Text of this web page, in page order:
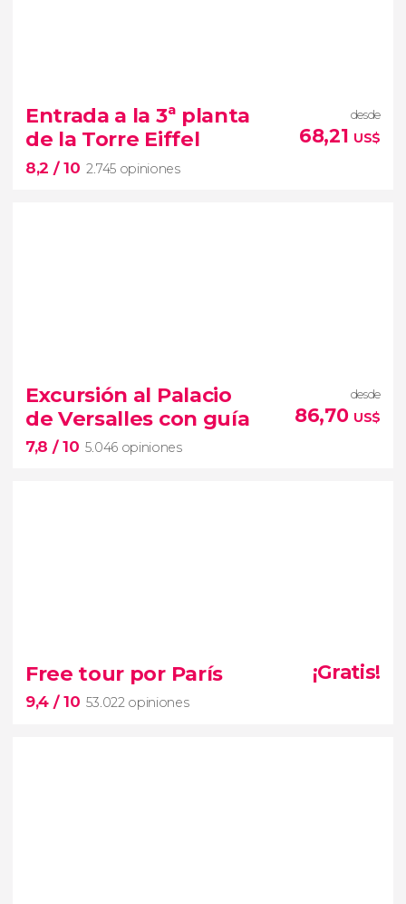
visita guiada por el Museo del Louvre
pinacotecas más
importantes del mundo
Entrada a la 3ª planta
de la Torre Eiffel
8,2 / 10 2.745 opiniones
desde
68,21 US$
2.745 opiniones
mejores vistas de París
entradas para la cima de la Torre
Eiffel
tercera planta
Excursión al Palacio
de Versalles con guía
7,8 / 10 5.046 opiniones
desde
86,70 US$
5.046 opiniones
excursión al Palacio de Versalles desde París
monumentos más famosos
Free tour por París
9,4 / 10 53.022 opiniones
¡Gratis!